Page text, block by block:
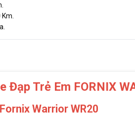
Đạp Trẻ Em FORNIX
Warrior WR20